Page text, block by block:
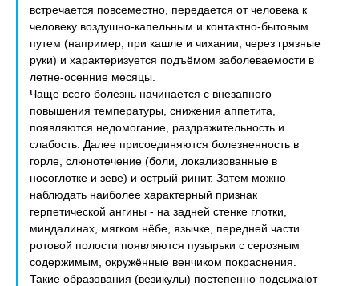
встречается повсеместно, передается от человека к
человеку воздушно-капельным и контактно-бытовым
путем (например, при кашле и чихании, через грязные
руки) и характеризуется подъёмом заболеваемости в
летне-осенние месяцы.
Чаще всего болезнь начинается с внезапного
повышения температуры, снижения аппетита,
появляются недомогание, раздражительность и
слабость. Далее присоединяются болезненность в
горле, слюнотечение (боли, локализованные в
носоглотке и зеве) и острый ринит. Затем можно
наблюдать наиболее характерный признак
герпетической ангины - на задней стенке глотки,
миндалинах, мягком нёбе, язычке, передней части
ротовой полости появляются пузырьки с серозным
содержимым, окружённые венчиком покраснения.
Такие образования (везикулы) постепенно подсыхают